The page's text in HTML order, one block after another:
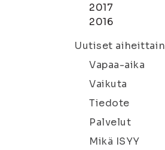
2017
2016
Uutiset aiheittain
Vapaa-aika
Vaikuta
Tiedote
Palvelut
Mikä ISYY